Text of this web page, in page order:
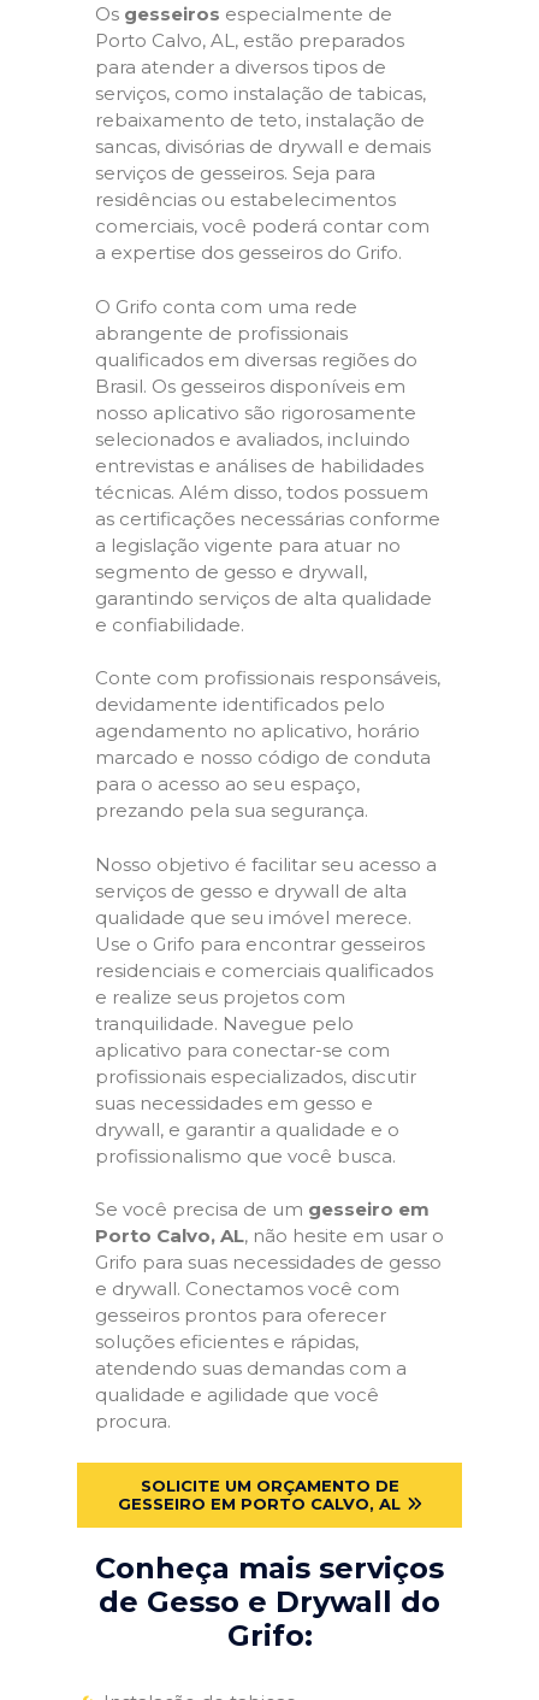
Os gesseiros especialmente de
Porto Calvo, AL, estão preparados
para atender a diversos tipos de
serviços, como instalação de tabicas,
rebaixamento de teto, instalação de
sancas, divisórias de drywall e demais
serviços de gesseiros. Seja para
residências ou estabelecimentos
comerciais, você poderá contar com
a expertise dos gesseiros do Grifo.
O Grifo conta com uma rede
abrangente de profissionais
qualificados em diversas regiões do
Brasil. Os gesseiros disponíveis em
nosso aplicativo são rigorosamente
selecionados e avaliados, incluindo
entrevistas e análises de habilidades
técnicas. Além disso, todos possuem
as certificações necessárias conforme
a legislação vigente para atuar no
segmento de gesso e drywall,
garantindo serviços de alta qualidade
e confiabilidade.
Conte com profissionais responsáveis,
devidamente identificados pelo
agendamento no aplicativo, horário
marcado e nosso código de conduta
para o acesso ao seu espaço,
prezando pela sua segurança.
Nosso objetivo é facilitar seu acesso a
serviços de gesso e drywall de alta
qualidade que seu imóvel merece.
Use o Grifo para encontrar gesseiros
residenciais e comerciais qualificados
e realize seus projetos com
tranquilidade. Navegue pelo
aplicativo para conectar-se com
profissionais especializados, discutir
suas necessidades em gesso e
drywall, e garantir a qualidade e o
profissionalismo que você busca.
Se você precisa de um gesseiro em
Porto Calvo, AL, não hesite em usar o
Grifo para suas necessidades de gesso
e drywall. Conectamos você com
gesseiros prontos para oferecer
soluções eficientes e rápidas,
atendendo suas demandas com a
qualidade e agilidade que você
procura.
SOLICITE UM ORÇAMENTO DE
GESSEIRO EM PORTO CALVO, AL
Conheça mais serviços
de Gesso e Drywall do
Grifo: